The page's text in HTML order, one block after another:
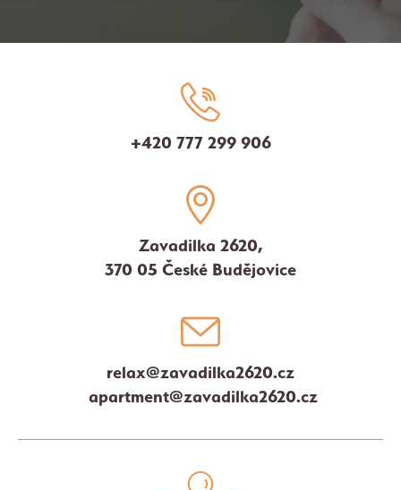
+420 777 299 906
Zavadilka 2620,
370 05 České Budějovice
relax@zavadilka2620.cz
apartment@zavadilka2620.cz